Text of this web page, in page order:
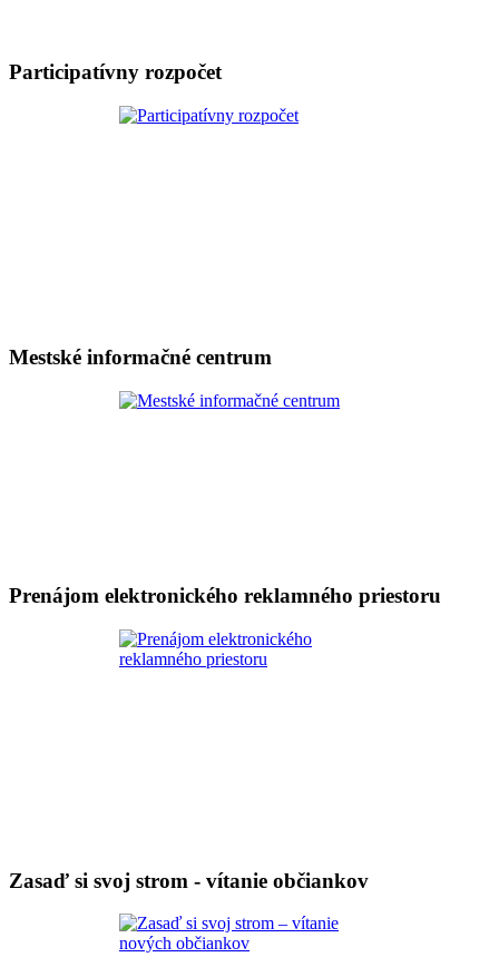
Participatívny rozpočet
Mestské informačné centrum
Prenájom elektronického reklamného priestoru
Zasaď si svoj strom - vítanie občiankov